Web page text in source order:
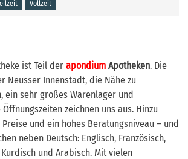
Vollzeit
ist Teil der apondium Apotheken. Die
Neusser Innenstadt, die Nähe zu
ein sehr großes Warenlager und
zeichnen uns aus. Hinzu
und ein hohes Beratungsniveau – und
neben Deutsch: Englisch, Französisch,
Kurdisch und Arabisch. Mit vielen